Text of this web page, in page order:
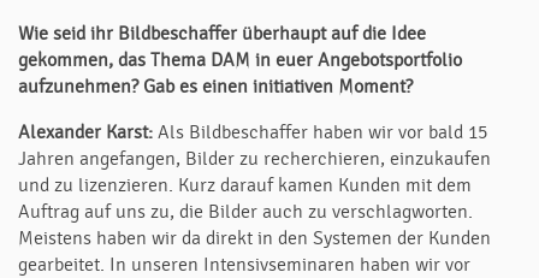
Wie seid ihr Bildbeschaffer überhaupt auf die Idee
gekommen, das Thema DAM in euer Angebotsportfolio
aufzunehmen? Gab es einen initiativen Moment?
Alexander Karst: Als Bildbeschaffer haben wir vor bald 15
Jahren angefangen, Bilder zu recherchieren, einzukaufen
und zu lizenzieren. Kurz darauf kamen Kunden mit dem
Auftrag auf uns zu, die Bilder auch zu verschlagworten.
Meistens haben wir da direkt in den Systemen der Kunden
gearbeitet. In unseren Intensivseminaren haben wir vor